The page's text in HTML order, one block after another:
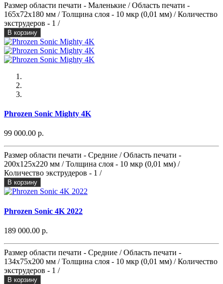
Размер области печати - Маленькие / Область печати -
165х72x180 мм / Толщина слоя - 10 мкр (0,01 мм) / Количество
экструдеров - 1 /
В корзину
Phrozen Sonic Mighty 4K
99 000.00 р.
Размер области печати - Средние / Область печати -
200х125x220 мм / Толщина слоя - 10 мкр (0,01 мм) /
Количество экструдеров - 1 /
В корзину
Phrozen Sonic 4K 2022
189 000.00 р.
Размер области печати - Средние / Область печати -
134х75x200 мм / Толщина слоя - 10 мкр (0,01 мм) / Количество
экструдеров - 1 /
В корзину